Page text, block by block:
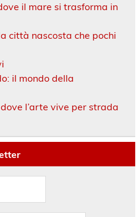
il mare si trasforma in
città nascosta che pochi
il mondo della
l’arte vive per strada